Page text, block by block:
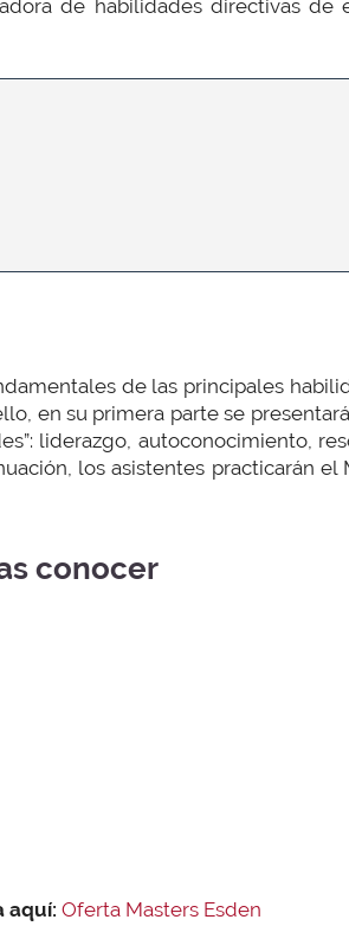
de habilidades directivas de
de las principales
en su primera parte se
liderazgo, autoconocimiento,
los asistentes practicarán el
conocer
aquí: Oferta Masters Esden